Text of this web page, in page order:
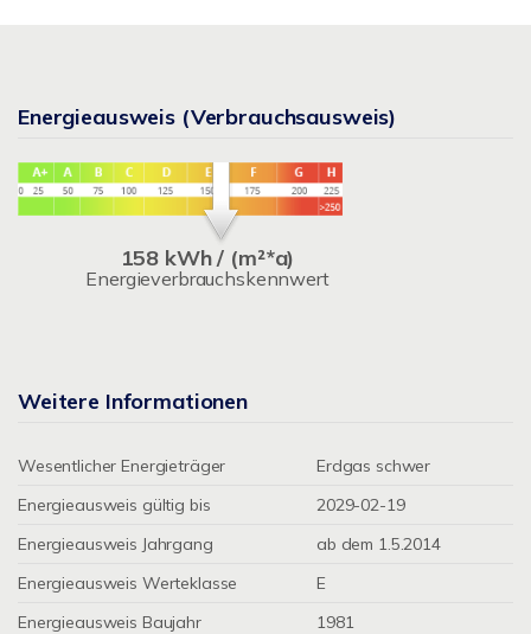
Energieausweis (Verbrauchsausweis)
158 kWh / (m²*a)
Energieverbrauchskennwert
Weitere Informationen
Wesentlicher Energieträger
Erdgas schwer
Energieausweis gültig bis
2029-02-19
Energieausweis Jahrgang
ab dem 1.5.2014
Energieausweis Werteklasse
E
Energieausweis Baujahr
1981